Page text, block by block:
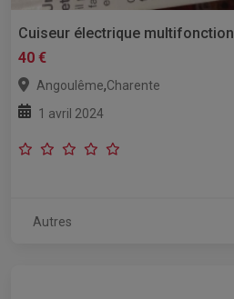
Cuiseur électrique multifonction
40 €
Angoulême,Charente
1 avril 2024
Autres